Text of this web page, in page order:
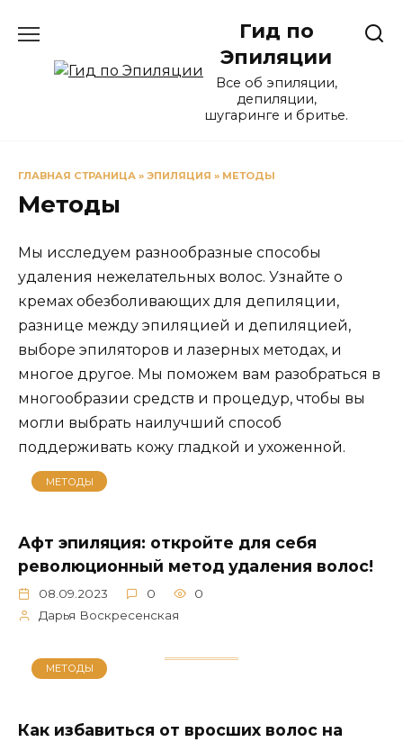
Гид по
Эпиляции
Все об эпиляции,
депиляции,
шугаринге и бритье.
ГЛАВНАЯ СТРАНИЦА » ЭПИЛЯЦИЯ » МЕТОДЫ
Методы
Мы исследуем разнообразные способы
удаления нежелательных волос. Узнайте о
кремах обезболивающих для депиляции,
разнице между эпиляцией и депиляцией,
выборе эпиляторов и лазерных методах, и
многое другое. Мы поможем вам разобраться в
многообразии средств и процедур, чтобы вы
могли выбрать наилучший способ
поддерживать кожу гладкой и ухоженной.
МЕТОДЫ
Афт эпиляция: откройте для себя
революционный метод удаления волос!
08.09.2023 0
0
Дарья Воскресенская
МЕТОДЫ
Как избавиться от вросших волос на